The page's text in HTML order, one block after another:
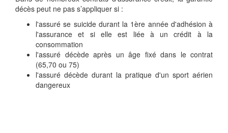
décès peut ne pas s’appliquer si :
l'assuré se suicide durant la 1ère année d'adhésion à
l'assurance et si elle est liée à un crédit à la
consommation
l'assuré décède après un âge fixé dans le contrat
(65,70 ou 75)
l'assuré décède durant la pratique d'un sport aérien
dangereux